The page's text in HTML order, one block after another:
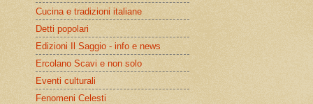
Cucina e tradizioni italiane
Detti popolari
Edizioni Il Saggio - info e news
Ercolano Scavi e non solo
Eventi culturali
Fenomeni Celesti